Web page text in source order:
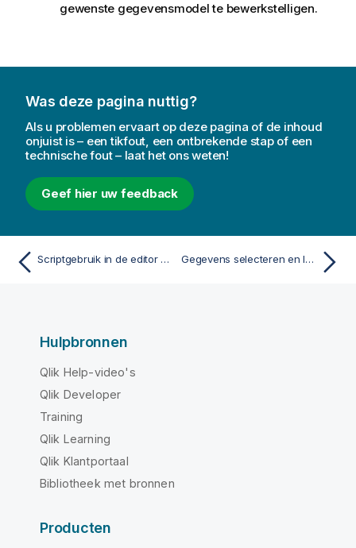
gewenste gegevensmodel te bewerkstelligen.
Was deze pagina nuttig?
Als u problemen ervaart op deze pagina of de inhoud
onjuist is – een tikfout, een ontbrekende stap of een
technische fout – laat het ons weten!
Geef hier uw feedback
Scriptgebruik in de editor voor laden van gegevens Gegevens selecteren en laden
Hulpbronnen
Qlik Help-video's
Qlik Developer
Training
Qlik Learning
Qlik Klantportaal
Bibliotheek met bronnen
Producten